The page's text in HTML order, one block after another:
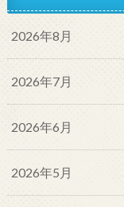
2026年8月
2026年7月
2026年6月
2026年5月